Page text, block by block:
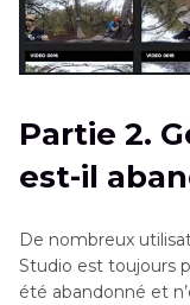
Partie 2.
est-il
De nombreux
Studio est toujours
été abandonné et